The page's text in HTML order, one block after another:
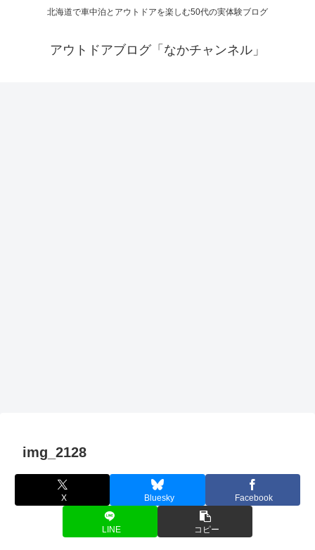
北海道で車中泊とアウトドアを楽しむ50代の実体験ブログ
アウトドアブログ「なかチャンネル」
img_2128
X Bluesky Facebook
LINE コピー